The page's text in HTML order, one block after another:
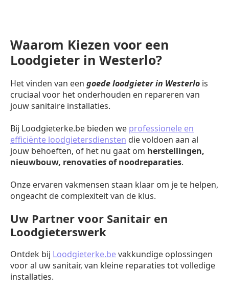
Waarom Kiezen voor een
Loodgieter in Westerlo?
Het vinden van een goede loodgieter in Westerlo is
cruciaal voor het onderhouden en repareren van
jouw sanitaire installaties.
Bij Loodgieterke.be bieden we professionele en
efficiënte loodgietersdiensten die voldoen aan al
jouw behoeften, of het nu gaat om herstellingen,
nieuwbouw, renovaties of noodreparaties.
Onze ervaren vakmensen staan klaar om je te helpen,
ongeacht de complexiteit van de klus.
Uw Partner voor Sanitair en
Loodgieterswerk
Ontdek bij Loodgieterke.bevakkundige oplossingen
voor al uw sanitair, van kleine reparaties tot volledige
installaties.